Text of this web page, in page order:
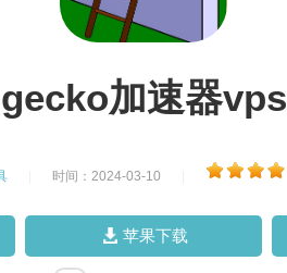
gecko加速器vps
时间：2024-03-10
苹果下载